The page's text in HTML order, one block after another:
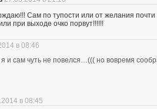
Сам по тупости или от желания
при выходе очко порвут!!!!!!
в 08:46
и сам чуть не повелся…((( но вовремя
в 08:45